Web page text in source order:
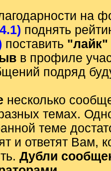
на
4.1) поднять
поставить "лайк"
в профиле
подряд
несколько
темах.
теме
и ответят Вам,
Дубли